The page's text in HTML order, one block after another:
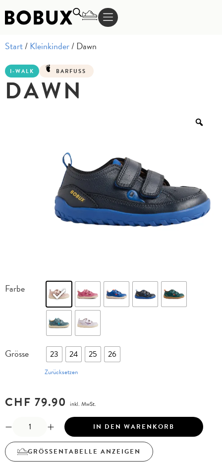
Start/Kleinkinder/ Dawn
I-WALK BARFUSS
DAWN
Farbe
Grösse 23 24 25 26
Zurücksetzen
CHF 79.90 inkl. MwSt.
IN DEN WARENKORB
GRÖSSENTABELLE ANZEIGEN